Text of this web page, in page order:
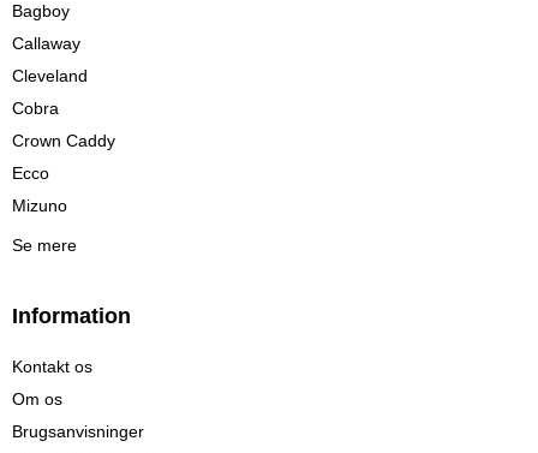
Bagboy
Callaway
Cleveland
Cobra
Crown Caddy
Ecco
Mizuno
Se mere
Information
Kontakt os
Om os
Brugsanvisninger